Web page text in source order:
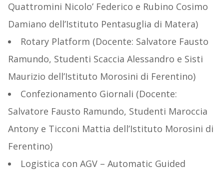
Quattromini Nicolo’ Federico e Rubino Cosimo
Damiano dell’Istituto Pentasuglia di Matera)
Rotary Platform (Docente: Salvatore Fausto
Ramundo, Studenti Scaccia Alessandro e Sisti
Maurizio dell’Istituto Morosini di Ferentino)
Confezionamento Giornali (Docente:
Salvatore Fausto Ramundo, Studenti Maroccia
Antony e Ticconi Mattia dell’Istituto Morosini di
Ferentino)
Logistica con AGV – Automatic Guided